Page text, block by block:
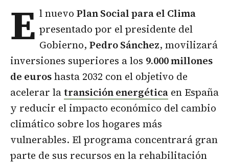
E l nuevoPlan Social para el Clima
presentado por el presidente del
Gobierno,Pedro Sánchez, movilizará
inversiones superiores a los 9.000 millones
de euroshasta 2032 con el objetivo de
acelerar latransición energética en España
y reducir el impacto económico del cambio
climático sobre los hogares más
vulnerables. El programa concentrará gran
parte de sus recursos en la rehabilitación